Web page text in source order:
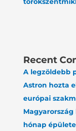
Recent
A legzöldebb
Astron hozta
európai
hónap